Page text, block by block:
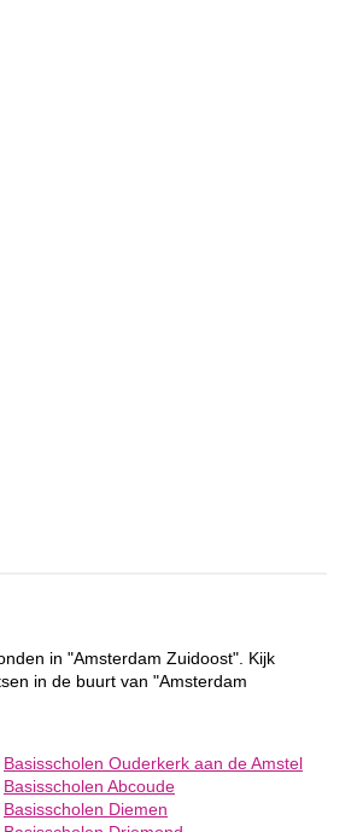
in "Amsterdam Zuidoost". Kijk
in de buurt van "Amsterdam
Basisscholen Ouderkerk aan de Amstel
Basisscholen Abcoude
Basisscholen Diemen